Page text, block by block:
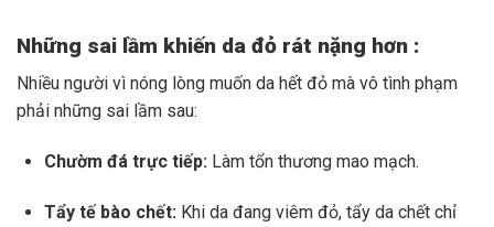
Những sai lầm khiến da đỏ rát nặng hơn :
Nhiều người vì nóng lòng muốn da hết đỏ mà vô tình phạm
phải những sai lầm sau:
Chườm đá trực tiếp: Làm tổn thương mao mạch.
Tẩy tế bào chết: Khi da đang viêm đỏ, tẩy da chết chỉ